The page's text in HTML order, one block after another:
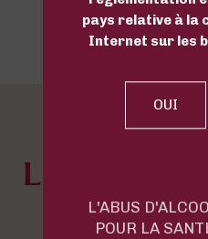
LE
en
pays relative à la
Internet sur les
L'ABUS
POUR LA